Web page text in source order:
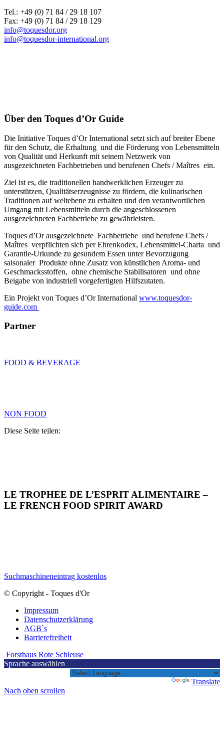
Tel.: +49 (0) 71 84 / 29 18 107
Fax: +49 (0) 71 84 / 29 18 129
info@toquesdor.org
info@toquesdor-international.org
Über den Toques d’Or Guide
Die Initiative Toques d’Or International setzt sich auf breiter Ebene
für den Schutz, die Erhaltung und die Förderung von Lebensmitteln
von Qualität und Herkunft mit seinem Netzwerk von
ausgezeichneten Fachbetrieben und berufenen Chefs / Maîtres ein.
Ziel ist es, die traditionellen handwerklichen Erzeuger zu
unterstützen, Qualitätserzeugnisse zu fördern, die kulinarischen
Traditionen auf weltebene zu erhalten und den verantwortlichen
Umgang mit Lebensmitteln durch die angeschlossenen
ausgezeichneten Fachbetriebe zu gewährleisten.
Toques d’Or ausgezeichnete Fachbetriebe und berufene Chefs /
Maîtres verpflichten sich per Ehrenkodex, Lebensmittel-Charta und
Garantie-Urkunde zu gesundem Essen unter Bevorzugung
saisonaler Produkte ohne Zusatz von künstlichen Aroma- und
Geschmacksstoffen, ohne chemische Stabilisatoren und ohne
Beigabe von industriell vorgefertigten Hilfszutaten.
Ein Projekt von Toques d’Or International www.toquesdor-
guide.com
Partner
FOOD & BEVERAGE
NON FOOD
Diese Seite teilen:
LE TROPHEE DE L’ESPRIT ALIMENTAIRE –
LE FRENCH FOOD SPIRIT AWARD
Suchmaschineneintrag kostenlos
© Copyright - Toques d'Or
Impressum
Datenschutzerklärung
AGB`s
Barrierefreiheit
Forsthaus Rote Schleuse
Sprache auswählen
Translate
Nach oben scrollen